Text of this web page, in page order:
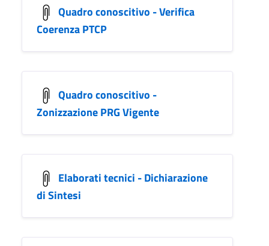
Quadro conoscitivo - Verifica
Coerenza PTCP
Quadro conoscitivo -
Zonizzazione PRG Vigente
Elaborati tecnici - Dichiarazione
di Sintesi